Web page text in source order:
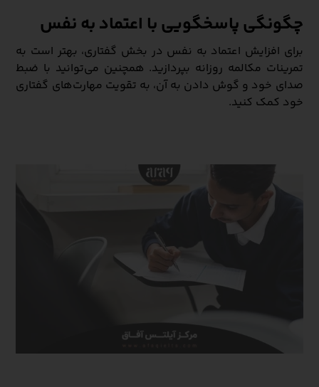
چگونگی پاسخگویی با اعتماد به نفس
برای افزایش اعتماد به نفس در بخش گفتاری، بهتر است به
تمرینات مکالمه روزانه بپردازید. همچنین می‌توانید با ضبط
صدای خود و گوش دادن به آن، به تقویت مهارت‌های گفتاری
خود کمک کنید.